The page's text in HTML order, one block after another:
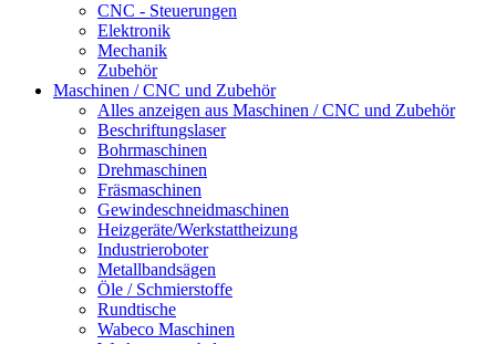
CNC - Steuerungen
Elektronik
Mechanik
Zubehör
Maschinen / CNC und Zubehör
Alles anzeigen aus Maschinen / CNC und Zubehör
Beschriftungslaser
Bohrmaschinen
Drehmaschinen
Fräsmaschinen
Gewindeschneidmaschinen
Heizgeräte/Werkstattheizung
Industrieroboter
Metallbandsägen
Öle / Schmierstoffe
Rundtische
Wabeco Maschinen